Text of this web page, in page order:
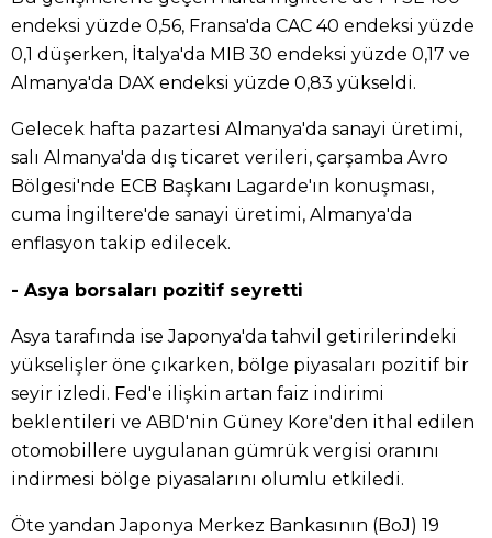
endeksi yüzde 0,56, Fransa'da CAC 40 endeksi yüzde
0,1 düşerken, İtalya'da MIB 30 endeksi yüzde 0,17 ve
Almanya'da DAX endeksi yüzde 0,83 yükseldi.
Gelecek hafta pazartesi Almanya'da sanayi üretimi,
salı Almanya'da dış ticaret verileri, çarşamba Avro
Bölgesi'nde ECB Başkanı Lagarde'ın konuşması,
cuma İngiltere'de sanayi üretimi, Almanya'da
enflasyon takip edilecek.
- Asya borsaları pozitif seyretti
Asya tarafında ise Japonya'da tahvil getirilerindeki
yükselişler öne çıkarken, bölge piyasaları pozitif bir
seyir izledi. Fed'e ilişkin artan faiz indirimi
beklentileri ve ABD'nin Güney Kore'den ithal edilen
otomobillere uygulanan gümrük vergisi oranını
indirmesi bölge piyasalarını olumlu etkiledi.
Öte yandan Japonya Merkez Bankasının (BoJ) 19